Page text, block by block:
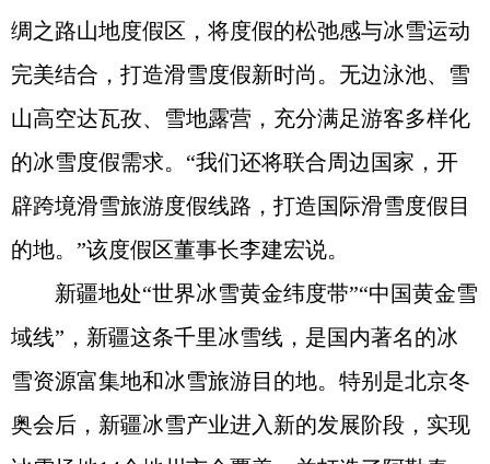
绸之路山地度假区，将度假的松弛感与冰雪运动
完美结合，打造滑雪度假新时尚。无边泳池、雪
山高空达瓦孜、雪地露营，充分满足游客多样化
的冰雪度假需求。“我们还将联合周边国家，开
辟跨境滑雪旅游度假线路，打造国际滑雪度假目
的地。”该度假区董事长李建宏说。
新疆地处“世界冰雪黄金纬度带”“中国黄金雪
域线”，新疆这条千里冰雪线，是国内著名的冰
雪资源富集地和冰雪旅游目的地。特别是北京冬
奥会后，新疆冰雪产业进入新的发展阶段，实现